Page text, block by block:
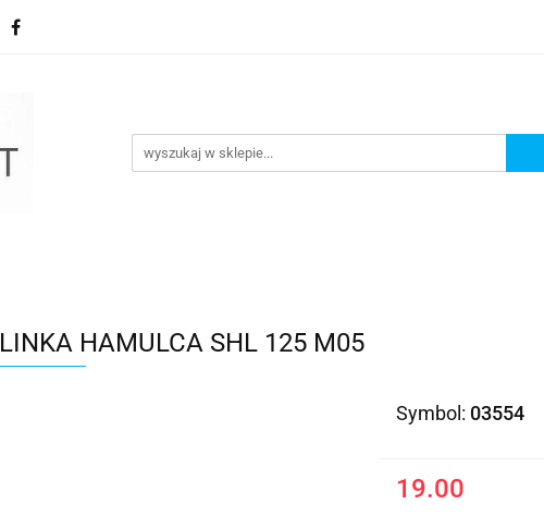
LINKA HAMULCA SHL 125 M05
Symbol: 03554
19.00